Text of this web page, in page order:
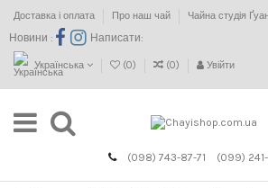
Доставка і оплата Про наш чай Чайна студія
Новини : Написати:
Українська (0) (0) Увійти
(098) 743-87-71 (099)